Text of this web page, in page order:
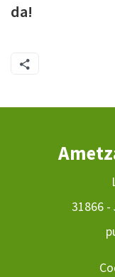
da!
31866 -